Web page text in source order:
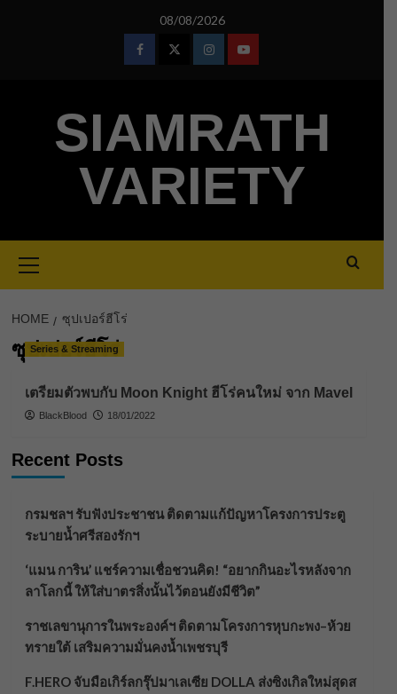
08/08/2026
FacebookTwitterInstagramYoutube
SIAMRATH
VARIETY
Menu
HOME ซุปเปอร์ฮีโร่
ซุปเปอร์ฮีโร่
Series & Streaming
เตรียมตัวพบกับ Moon Knight ฮีโร่คนใหม่ จาก Mavel
BlackBlood 18/01/2022
Recent Posts
กรมชลฯ รับฟังประชาชน ติดตามแก้ปัญหาโครงการประตู
ระบายน้ำศรีสองรักฯ
‘แมน การิน’ แชร์ความเชื่อชวนคิด! “อยากกินอะไรหลังจาก
ลาโลกนี้ ให้ใส่บาตรสิ่งนั้นไว้ตอนยังมีชีวิต”
ราชเลขานุการในพระองค์ฯ ติดตามโครงการหุบกะพง–ห้วย
ทรายใต้ เสริมความมั่นคงน้ำเพชรบุรี
F.HERO จับมือเกิร์ลกรุ๊ปมาเลเซีย DOLLA ส่งซิงเกิลใหม่สุดส